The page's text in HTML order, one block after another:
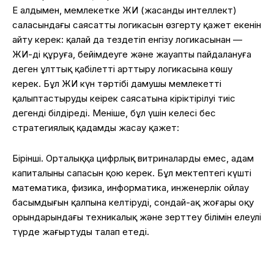
Ең алдымен, мемлекетке ЖИ (жасанды интеллект)
саласындағы саясаттың логикасын өзгерту қажет екенін
айту керек: қалай да тездетіп енгізу логикасынан —
ЖИ-ді құруға, бейімдеуге және жауапты пайдалануға
деген ұлттық қабілетті арттыру логикасына көшу
керек. Бұл ЖИ күн тәртібі дамушы мемлекетті
қалыптастырудың кеңірек саясатына кіріктірілуі тиіс
дегенді білдіреді. Меніңше, бұл үшін келесі бес
стратегиялық қадамды жасау қажет:
Бірінші. Орталыққа цифрлық витриналарды емес, адам
капиталының сапасын қою керек. Бұл мектептегі күшті
математика, физика, информатика, инженерлік ойлау
басымдығын қалпына келтіруді, сондай-ақ жоғары оқу
орындарындағы техникалық және зерттеу білімін елеулі
түрде жаңғыртуды талап етеді.